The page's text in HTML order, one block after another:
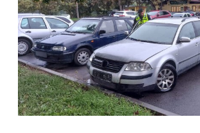
EU
stopku.
Evropská
unie
zároveň
přepisuje
pravidla
pro
nová
auta